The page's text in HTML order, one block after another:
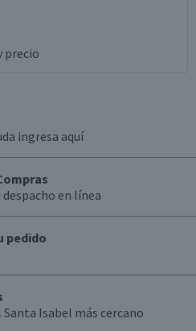
precio
ingresa aquí
en línea
pedido
Isabel más cercano